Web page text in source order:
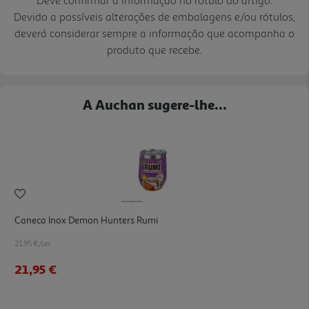
Devido a possíveis alterações de embalagens e/ou rótulos,
deverá considerar sempre a informação que acompanha o
produto que recebe.
A Auchan sugere-lhe...
Caneca Inox Demon Hunters Rumi
21.95 €/un
21,95 €